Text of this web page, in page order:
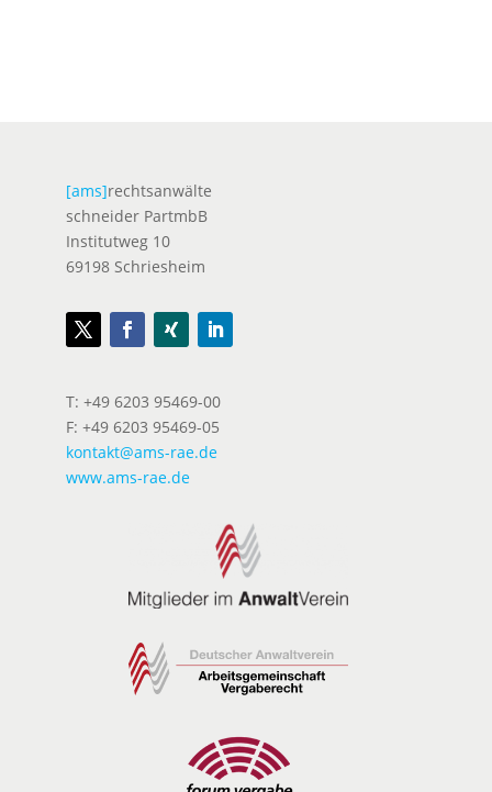
[ams]rechtsanwälte
schneider PartmbB
Institutweg 10
69198 Schriesheim
T: +49 6203 95469-00
F: +49 6203 95469-05
kontakt@ams-rae.de
www.ams-rae.de